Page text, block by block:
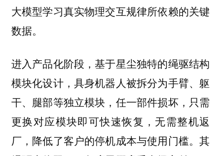
大模型学习真实物理交互规律所依赖的关键
数据。
进入产品化阶段，基于星尘独特的绳驱结构
模块化设计，具身机器人被拆分为手臂、躯
干、腿部等独立模块，任一部件损坏，只需
更换对应模块即可快速恢复，无需整机返
厂，降低了客户的停机成本与使用门槛。其